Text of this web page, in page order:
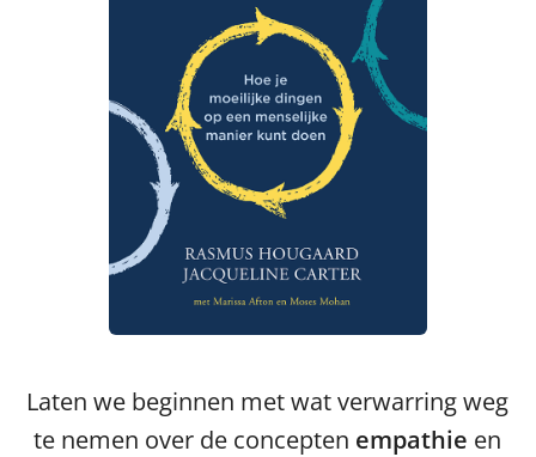
Laten we beginnen met wat verwarring weg
te nemen over de concepten empathie en